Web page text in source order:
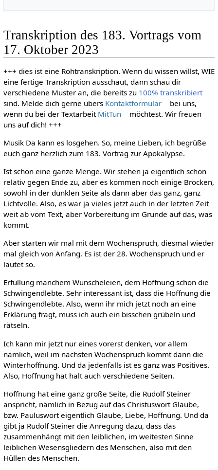
Transkription des 183. Vortrags vom
17. Oktober 2023
+++ dies ist eine Rohtranskription. Wenn du wissen willst, WIE
eine fertige Transkription ausschaut, dann schau dir
verschiedene Muster an, die bereits zu 100% transkribiert
sind. Melde dich gerne übers Kontaktformular
bei uns,
wenn du bei der Textarbeit MitTun
möchtest. Wir freuen
uns auf dich! +++
Musik Da kann es losgehen. So, meine Lieben, ich begrüße
euch ganz herzlich zum 183. Vortrag zur Apokalypse.
Ist schon eine ganze Menge. Wir stehen ja eigentlich schon
relativ gegen Ende zu, aber es kommen noch einige Brocken,
sowohl in der dunklen Seite als dann aber das ganz, ganz
Lichtvolle. Also, es war ja vieles jetzt auch in der letzten Zeit
weit ab vom Text, aber Vorbereitung im Grunde auf das, was
kommt.
Aber starten wir mal mit dem Wochenspruch, diesmal wieder
mal gleich von Anfang. Es ist der 28. Wochenspruch und er
lautet so.
Erfüllung manchem Wunscheleien, dem Hoffnung schon die
Schwingendlebte. Sehr interessant ist, dass die Hoffnung die
Schwingendlebte. Also, wenn ihr mich jetzt noch an eine
Erklärung fragt, muss ich auch ein bisschen grübeln und
rätseln.
Ich kann mir jetzt nur eines vorerst denken, vor allem
nämlich, weil im nächsten Wochenspruch kommt dann die
Winterhoffnung. Und da jedenfalls ist es ganz was Positives.
Also, Hoffnung hat halt auch verschiedene Seiten.
Hoffnung hat eine ganz große Seite, die Rudolf Steiner
anspricht, nämlich in Bezug auf das Christuswort Glaube,
bzw. Pauluswort eigentlich Glaube, Liebe, Hoffnung. Und da
gibt ja Rudolf Steiner die Anregung dazu, dass das
zusammenhängt mit den leiblichen, im weitesten Sinne
leiblichen Wesensgliedern des Menschen, also mit den
Hüllen des Menschen.